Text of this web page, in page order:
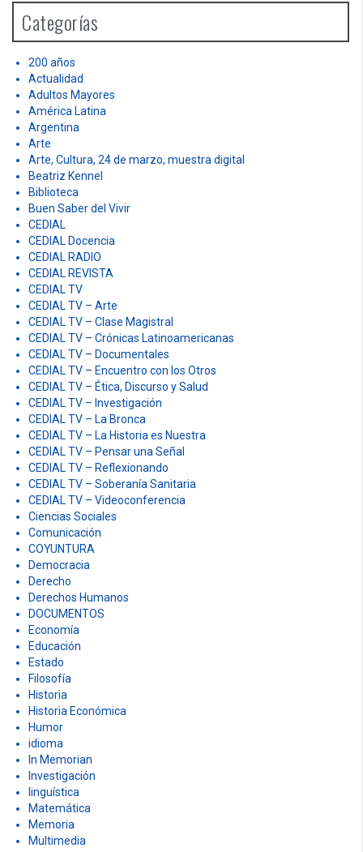
h
o
Categorías
200 años
Actualidad
Adultos Mayores
América Latina
Argentina
Arte
Arte, Cultura, 24 de marzo, muestra digital
Beatriz Kennel
Biblioteca
Buen Saber del Vivir
CEDIAL
CEDIAL Docencia
CEDIAL RADIO
CEDIAL REVISTA
CEDIAL TV
CEDIAL TV – Arte
CEDIAL TV – Clase Magistral
CEDIAL TV – Crónicas Latinoamericanas
CEDIAL TV – Documentales
CEDIAL TV – Encuentro con los Otros
CEDIAL TV – Ética, Discurso y Salud
CEDIAL TV – Investigación
CEDIAL TV – La Bronca
CEDIAL TV – La Historia es Nuestra
CEDIAL TV – Pensar una Señal
CEDIAL TV – Reflexionando
CEDIAL TV – Soberanía Sanitaria
CEDIAL TV – Videoconferencia
Ciencias Sociales
Comunicación
COYUNTURA
Democracia
Derecho
Derechos Humanos
DOCUMENTOS
Economía
Educación
Estado
Filosofía
Historia
Historia Económica
Humor
idioma
In Memorian
Investigación
linguística
Matemática
Memoria
Multimedia